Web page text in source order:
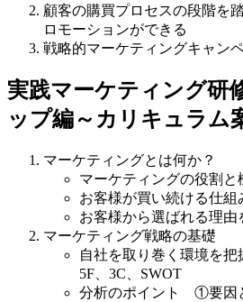
顧客の購買プロセスの段階を
ロモーションができる
戦略的マーケティングキャン
実践マーケティング研
ップ編～カリキュラム
マーケティングとは何か？
マーケティングの役割
お客様が買い続ける仕組
お客様から選ばれる理由
マーケティング戦略の基礎
自社を取り巻く環境を
5F、3C、SWOT
分析のポイント ①要